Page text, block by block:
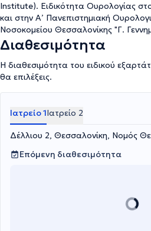
Institute). Ειδικότητα Ουρολογίας
και στην Α’ Πανεπιστημιακή
Νοσοκομείου Θεσσαλονίκης "Γ.
Διαθεσιμότητα
Η διαθεσιμότητα του ειδικού
θα επιλέξεις.
Ιατρείο 1Ιατρείο 2
Δέλλιου 2, Θεσσαλονίκη, Νομός
Επόμενη διαθεσιμότητα